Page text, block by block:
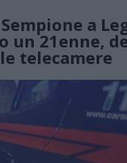
a
un 21enne,
telecamere